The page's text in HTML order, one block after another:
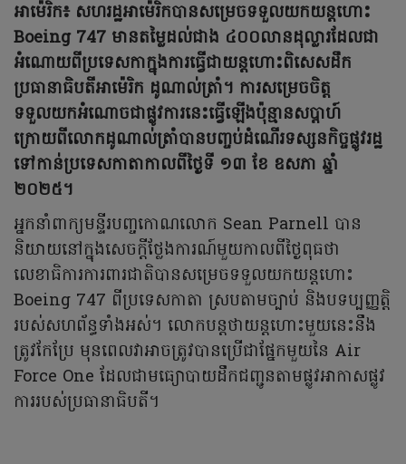
អាម៉េរិក៖ សហរដ្ឋអាម៉េរិកបានសម្រេចទទួលយកយន្តហោះ
Boeing 747 មានតម្លៃដល់ជាង ៤០០លានដុល្លារដែលជា
អំណោយពីប្រទេសកាក្នុងការធ្វើជាយន្តហោះពិសេសដឹក
ប្រធានាធិបតីអាម៉េរិក ដូណាល់ត្រាំ។ ការសម្រេចចិត្ត
ទទួលយកអំណោចជាផ្លូវការនេះធ្វើឡើងប៉ុន្មានសប្តាហ៍
ក្រោយពីលោកដូណាល់ត្រាំបានបញ្ចប់ដំណើរទស្សនកិច្ចផ្លូវរដ្ឋ
ទៅកាន់ប្រទេសកាតាកាលពីថ្ងៃទី ១៣ ខែ ឧសភា ឆ្នាំ
២០២៥។
អ្នកនាំពាក្យមន្ទីរបញ្ចកោណលោក Sean Parnell បាន
និយាយនៅក្នុងសេចក្តីថ្លែងការណ៍មួយកាលពីថ្ងៃពុធថា
លេខាធិការការពារជាតិបានសម្រេចទទួលយកយន្តហោះ
Boeing 747 ពីប្រទេសកាតា ស្របតាមច្បាប់ និងបទប្បញ្ញត្តិ
របស់សហព័ន្ធទាំងអស់។ លោកបន្តថាយន្តហោះមួយនេះនឹង
ត្រូវកែប្រែ មុនពេលវាអាចត្រូវបានប្រើជាផ្នែកមួយនៃ Air
Force One ដែលជាមធ្យោបាយដឹកជញ្ជូនតាមផ្លូវអាកាសផ្លូវ
ការរបស់ប្រធានាធិបតី។